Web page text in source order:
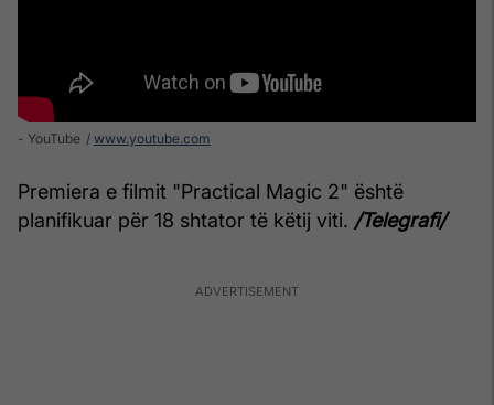
- YouTube www.youtube.com
Premiera e filmit "Practical Magic 2" është
planifikuar për 18 shtator të këtij viti. /Telegrafi/